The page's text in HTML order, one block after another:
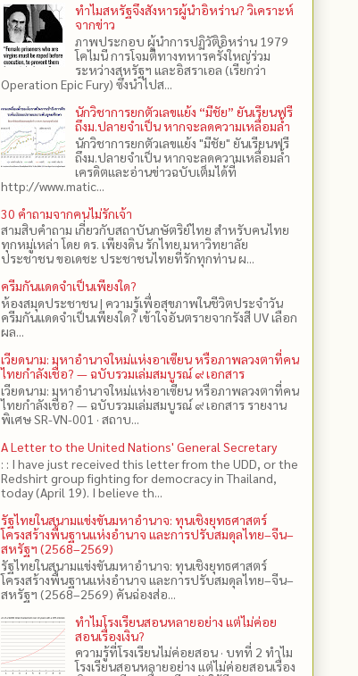
ทำไมสหรัฐจึงสังหารผู้นำอิหร่าน? วิเคราะห์
จากข่าว
ภาพประกอบ ผู้นำการปฏิวัติอิหร่าน 1979
โคไมนี การโจมตีทางทหารครั้งใหญ่ร่วม
ระหว่างสหรัฐฯ และอิสราเอล (เรียกว่า
Operation Epic Fury) ซึ่งนำไปส...
นักวิชาการยกตัวเลขแย้ง “มีชัย” ยันเรียนฟรี
ถึงม.ปลายจำเป็น หากจะลดความเหลื่อมล้ำ
นักวิชาการยกตัวเลขแย้ง "มีชัย" ยันเรียนฟรี
ถึงม.ปลายจำเป็น หากจะลดความเหลื่อมล้ำ
เครดิตและอ่านข่าวฉบับเต็มได้ที่
http://www.matic...
30 คำถามจากคนไม่รักเจ้า
สามสิบคำถาม เกี่ยวกับสถาบันกษัตริย์ไทย สำหรับคนไทย
ทุกหมู่เหล่า โดย ดร.​ เพียงดิน รักไทย มหาวิทยาลัย
ประชาชน ขอเดชะ ประชาชนไทยที่รักทุกท่าน ผ...
ครีมกันแดดจำเป็นเพียงใด?
ห้องสมุดประชาชน | ความรู้เพื่อสุขภาพในชีวิตประจำวัน
ครีมกันแดดจำเป็นเพียงใด? เข้าใจอันตรายจากรังสี UV เลือก
ผล...
เวียดนาม: มหาอำนาจใหม่แห่งอาเซียน หรือภาพลวงตาที่คน
ไทยกำลังเชื่อ? — ฉบับรวมเล่มสมบูรณ์ ๙ เอกสาร
เวียดนาม: มหาอำนาจใหม่แห่งอาเซียน หรือภาพลวงตาที่คน
ไทยกำลังเชื่อ? — ฉบับรวมเล่มสมบูรณ์ ๙ เอกสาร รายงาน
พิเศษ SR-VN-001 · สถาบ...
A Letter to the United Nations' General Secretary
: : I have just received this letter from the UDD, or the
Redshirt group fighting for democracy in Thailand,
today (April 19). I believe th...
รัฐไทยในสนามแข่งขันมหาอำนาจ: ทุนเชิงยุทธศาสตร์
โครงสร้างพื้นฐานแห่งอำนาจ และการปรับสมดุลไทย–จีน–
สหรัฐฯ (2568–2569)
รัฐไทยในสนามแข่งขันมหาอำนาจ: ทุนเชิงยุทธศาสตร์
โครงสร้างพื้นฐานแห่งอำนาจ และการปรับสมดุลไทย–จีน–
สหรัฐฯ (2568–2569) คันฉ่องส่อ...
ทำไมโรงเรียนสอนหลายอย่าง แต่ไม่ค่อย
สอนเรื่องเงิน?
ความรู้ที่โรงเรียนไม่ค่อยสอน · บทที่ 2 ทำไม
โรงเรียนสอนหลายอย่าง แต่ไม่ค่อยสอนเรื่อง